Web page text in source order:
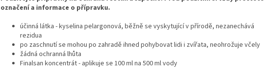
označení a informace o přípravku.
účinná látka - kyselina pelargonová, běžně se vyskytující v přírodě, nezanechává
rezidua
po zaschnutí se mohou po zahradě ihned pohybovat lidi i zvířata, neohrožuje včely
žádná ochranná lhůta
Finalsan koncentrát - aplikuje se 100 ml na 500 ml vody